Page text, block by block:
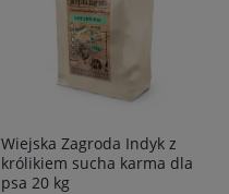
Wiejska Zagroda Indyk z
królikiem sucha karma dla
psa 20 kg